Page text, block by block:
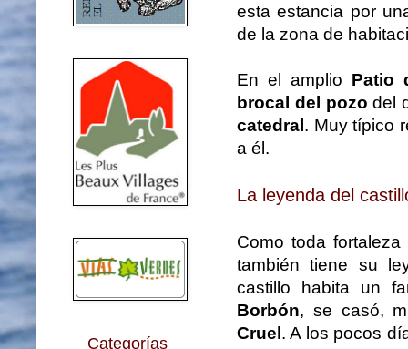
esta estancia por
de la zona de
En el amplio Patio
brocal del pozo del
catedral . Muy típico
a él.
La leyenda del
Como toda
también tiene su
castillo habita un
Borbón, se casó,
Cruel . A los pocos
Categorías